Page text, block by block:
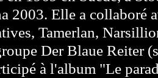
2003. Elle a collaboré
Tamerlan,
Der Blaue Reiter
à l'album "Le